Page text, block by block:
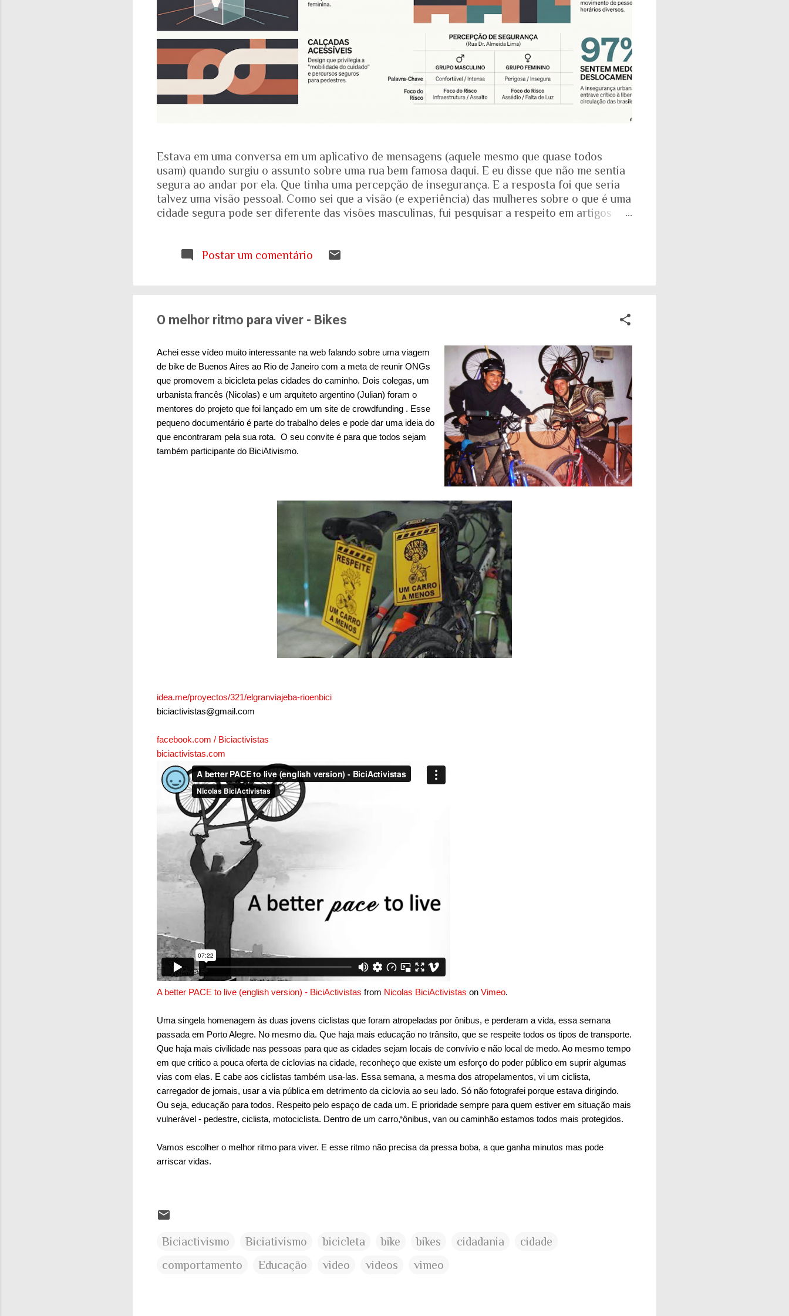
Estava em uma conversa em um aplicativo de mensagens (aquele mesmo que quase todos
usam) quando surgiu o assunto sobre uma rua bem famosa daqui. E eu disse que não me sentia
segura ao andar por ela. Que tinha uma percepção de insegurança. E a resposta foi que seria
talvez uma visão pessoal. Como sei que a visão (e experiência) das mulheres sobre o que é uma
cidade segura pode ser diferente das visões masculinas, fui pesquisar a respeito em artigos
Locomotiva, divulgada em setembro de 2024, mostrou um dado alarmante: que 97% das
sensação isolada. Se per...
Postar um comentário
O melhor ritmo para viver - Bikes
Achei esse vídeo muito interessante na web falando sobre uma viagem
de bike de Buenos Aires ao Rio de Janeiro com a meta de reunir ONGs
que promovem a bicicleta pelas cidades do caminho. Dois colegas, um
urbanista francês (Nicolas) e um arquiteto argentino (Julian) foram o
mentores do projeto que foi lançado em um site de crowdfunding . Esse
pequeno documentário é parte do trabalho deles e pode dar uma ideia do
que encontraram pela sua rota. O seu convite é para que todos sejam
também participante do BiciAtivismo.
idea.me/proyectos/321/elgranviajeba-rioenbici
biciactivistas@gmail.com
facebook.com / Biciactivistas
biciactivistas.com
A better PACE to live (english version) - BiciActivistas from Nicolas BiciActivistas on Vimeo.
Uma singela homenagem às duas jovens ciclistas que foram atropeladas por ônibus, e perderam a vida, essa semana
passada em Porto Alegre. No mesmo dia. Que haja mais educação no trânsito, que se respeite todos os tipos de transporte.
Que haja mais civilidade nas pessoas para que as cidades sejam locais de convívio e não local de medo. Ao mesmo tempo
em que critico a pouca oferta de ciclovias na cidade, reconheço que existe um esforço do poder público em suprir algumas
vias com elas. E cabe aos ciclistas também usa-las. Essa semana, a mesma dos atropelamentos, vi um ciclista,
carregador de jornais, usar a via pública em detrimento da ciclovia ao seu lado. Só não fotografei porque estava dirigindo.
Ou seja, educação para todos. Respeito pelo espaço de cada um. E prioridade sempre para quem estiver em situação mais
vulnerável - pedestre, ciclista, motociclista. Dentro de um carro, ônibus, van ou caminhão estamos todos mais protegidos.
Vamos escolher o melhor ritmo para viver. E esse ritmo não precisa da pressa boba, a que ganha minutos mas pode
arriscar vidas.
Biciactivismo Biciativismo bicicleta bike bikes cidadania
cidade
comportamento
Educação video videos vimeo